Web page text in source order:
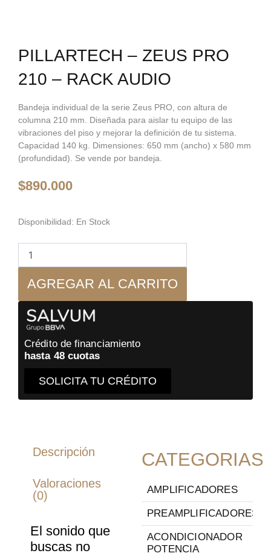
PILLARTECH – ZEUS PRO
210 – RACK AUDIO
Bandeja individual de la serie Zeus PRO, con altura de
columna 210 mm. Diseñada para aislar tu equipo de las
vibraciones del piso y mejorar la definición de tu sistema.
Capacidad 140 kg. Dimensiones: 650 mm (ancho) x 580 mm
(profundidad). Se vende por bandeja.
$890.000
Disponibilidad: En Stock
Pillartech
Zeus
210
Audio
cantidad
AGREGAR AL CARRITO
Crédito de financiamiento
hasta 48 cuotas
SOLICITA TU CRÉDITO
Descripción
Valoraciones
(0)
El sonido que
buscas no
CATEGORIAS
AMPLIFICADORES
PREAMPLIFICADORES
ACONDICIONADOR
POTENCIA